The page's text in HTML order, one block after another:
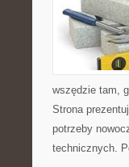
wszędzie tam,
Strona
potrzeby
technicznych.